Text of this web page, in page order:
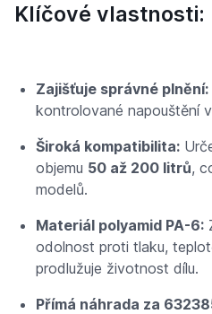
Klíčové vlastnosti:
Zajišťuje správné plnění:
kontrolované napouštění
Široká kompatibilita:
objemu 50 až 200 litrů,
modelů.
Materiál polyamid PA-6:
odolnost proti tlaku,
prodlužuje životnost dílu.
Přímá náhrada za